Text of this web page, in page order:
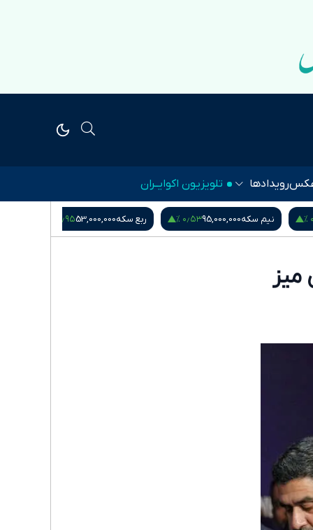
رویدادها تلویزیون اکوایــران
ربع سکه53,000,000۰٫۹۵ % یورو 217,280 ‎−۰٫۰۱ % درهم امارات
میز